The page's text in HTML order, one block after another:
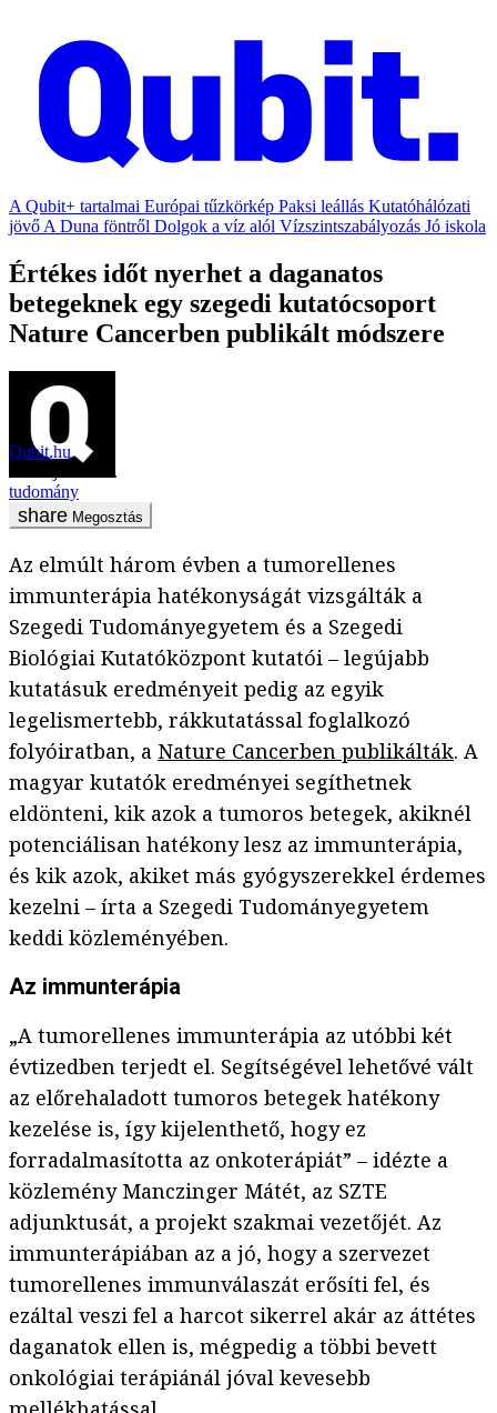
A Qubit+ tartalmai Európai tűzkörkép Paksi leállás Kutatóhálózati
jövő A Duna föntről Dolgok a víz alól Vízszintszabályozás Jó iskola
Értékes időt nyerhet a daganatos
betegeknek egy szegedi kutatócsoport
Nature Cancerben publikált módszere
Qubit.hu
2021. július 13.
tudomány
Megosztás
Az elmúlt három évben a tumorellenes
immunterápia hatékonyságát vizsgálták a
Szegedi Tudományegyetem és a Szegedi
Biológiai Kutatóközpont kutatói – legújabb
kutatásuk eredményeit pedig az egyik
legelismertebb, rákkutatással foglalkozó
folyóiratban, a Nature Cancerben publikálták. A
magyar kutatók eredményei segíthetnek
eldönteni, kik azok a tumoros betegek, akiknél
potenciálisan hatékony lesz az immunterápia,
és kik azok, akiket más gyógyszerekkel érdemes
kezelni – írta a Szegedi Tudományegyetem
keddi közleményében.
Az immunterápia
„A tumorellenes immunterápia az utóbbi két
évtizedben terjedt el. Segítségével lehetővé vált
az előrehaladott tumoros betegek hatékony
kezelése is, így kijelenthető, hogy ez
forradalmasította az onkoterápiát” – idézte a
közlemény Manczinger Mátét, az SZTE
adjunktusát, a projekt szakmai vezetőjét. Az
immunterápiában az a jó, hogy a szervezet
tumorellenes immunválaszát erősíti fel, és
ezáltal veszi fel a harcot sikerrel akár az áttétes
daganatok ellen is, mégpedig a többi bevett
onkológiai terápiánál jóval kevesebb